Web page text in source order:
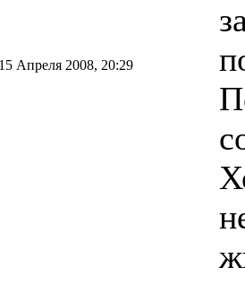
Апреля 2008, 20:29